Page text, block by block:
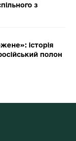
з
історія
полон